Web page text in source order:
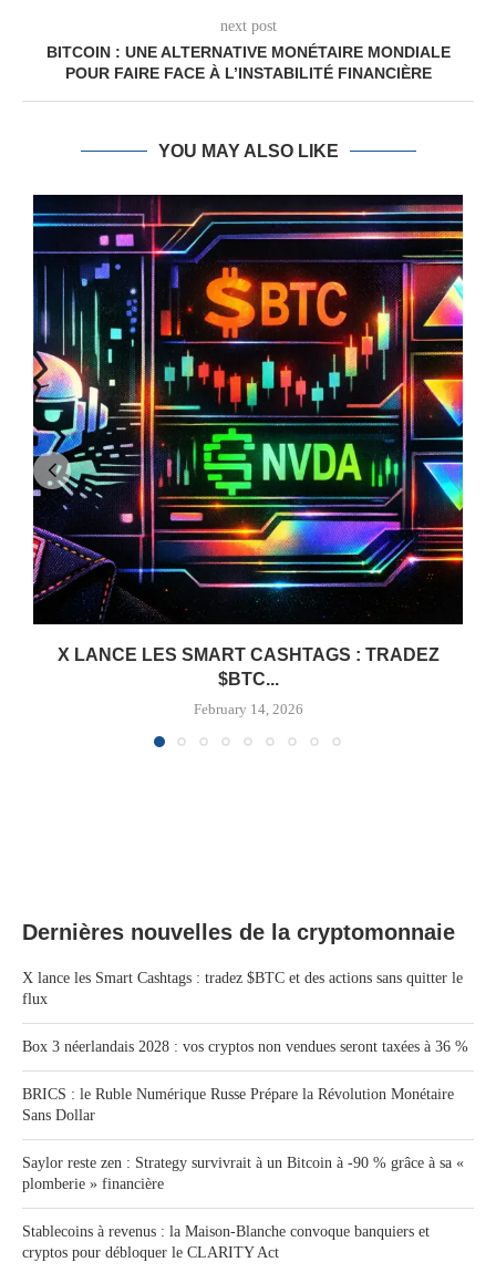
next post
BITCOIN : UNE ALTERNATIVE MONÉTAIRE MONDIALE
POUR FAIRE FACE À L’INSTABILITÉ FINANCIÈRE
YOU MAY ALSO LIKE
X LANCE LES SMART CASHTAGS : TRADEZ
$BTC...
February 14, 2026
Dernières nouvelles de la cryptomonnaie
X lance les Smart Cashtags : tradez $BTC et des actions sans quitter le
flux
Box 3 néerlandais 2028 : vos cryptos non vendues seront taxées à 36 %
BRICS : le Ruble Numérique Russe Prépare la Révolution Monétaire
Sans Dollar
Saylor reste zen : Strategy survivrait à un Bitcoin à -90 % grâce à sa «
plomberie » financière
Stablecoins à revenus : la Maison-Blanche convoque banquiers et
cryptos pour débloquer le CLARITY Act